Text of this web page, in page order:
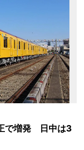
で増発 日中は3